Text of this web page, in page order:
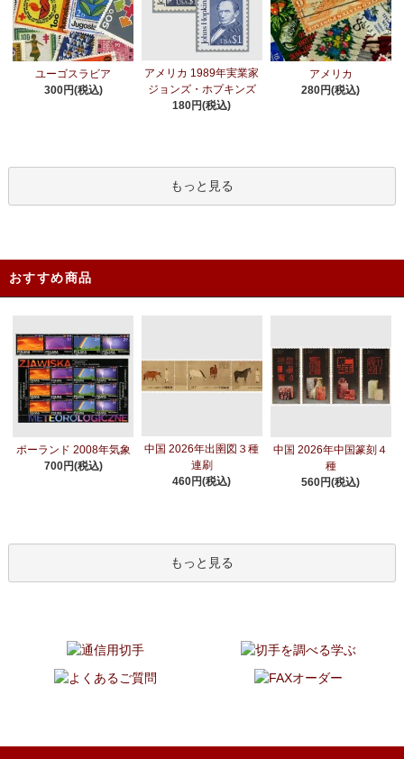
ユーゴスラビア
300円(税込)
アメリカ 1989年実業家
ジョンズ・ホプキンズ
180円(税込)
アメリカ
280円(税込)
もっと見る
おすすめ商品
ポーランド 2008年気象
700円(税込)
中国 2026年出圉図３種
連刷
460円(税込)
中国 2026年中国篆刻４
種
560円(税込)
もっと見る